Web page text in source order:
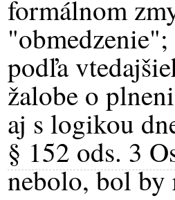
formálnom
podľa
žalobe o
aj s logikou
§ 152 ods. 3
nebolo, bol by